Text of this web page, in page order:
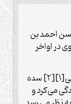
احمد بن
در اواخر
وی از تاریخ‌نگاران و جغرافی‌دانان عرب یا ایرانی[۱][۲] سده
می‌کرد و